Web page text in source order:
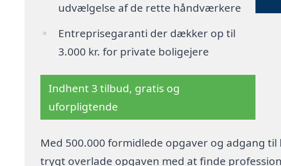
udvælgelse af de rette håndværkere
Entreprisegaranti der dækker op til
3.000 kr. for private boligejere
Indhent 3 tilbud, gratis og
uforpligtende
Med 500.000 formidlede opgaver og adgang
trygt overlade opgaven med at finde